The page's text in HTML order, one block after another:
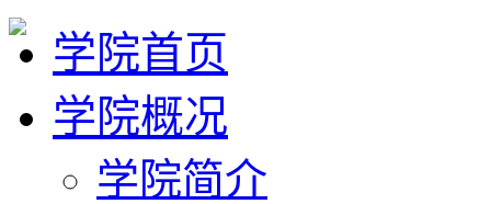
学院首页
学院概况
学院简介